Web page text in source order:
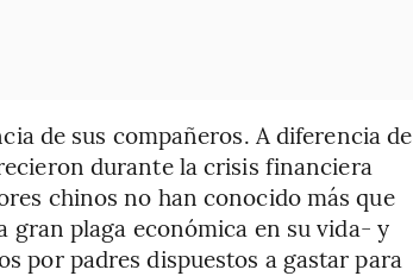
de sus compañeros. A diferencia de
durante la crisis financiera
chinos no han conocido más que
plaga económica en su vida- y
por padres dispuestos a gastar para